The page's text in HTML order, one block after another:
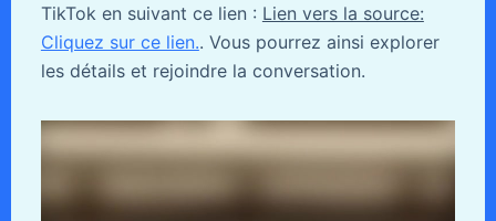
TikTok en suivant ce lien : Lien vers la source:
Cliquez sur ce lien.. Vous pourrez ainsi explorer
les détails et rejoindre la conversation.